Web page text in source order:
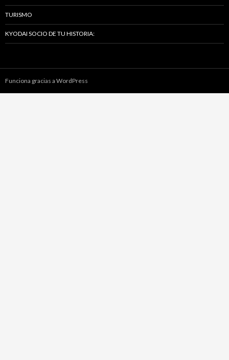
TURISMO
KYODAI SOCIO DE TU HISTORIA:
Funciona gracias a WordPress